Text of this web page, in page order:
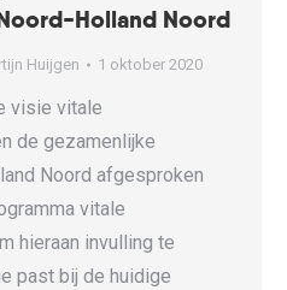
Holland Noord
Huijgen 1 oktober 2020
visie vitale
de gezamenlijke
Noord afgesproken
vitale
hieraan invulling te
past bij de huidige